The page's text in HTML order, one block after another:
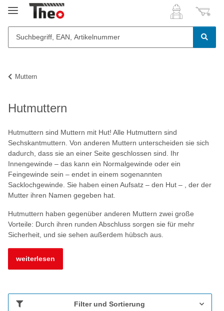
Muttern
Hutmuttern
Hutmuttern sind Muttern mit Hut! Alle Hutmuttern sind
Sechskantmuttern. Von anderen Muttern unterscheiden sie sich
dadurch, dass sie an einer Seite geschlossen sind. Ihr
Innengewinde – das kann ein Normalgewinde oder ein
Feingewinde sein – endet in einem sogenannten
Sacklochgewinde. Sie haben einen Aufsatz – den Hut – , der der
Mutter ihren Namen gegeben hat.
Hutmuttern haben gegenüber anderen Muttern zwei große
Vorteile: Durch ihren runden Abschluss sorgen sie für mehr
Sicherheit, und sie sehen außerdem hübsch aus.
weiterlesen
Filter und Sortierung